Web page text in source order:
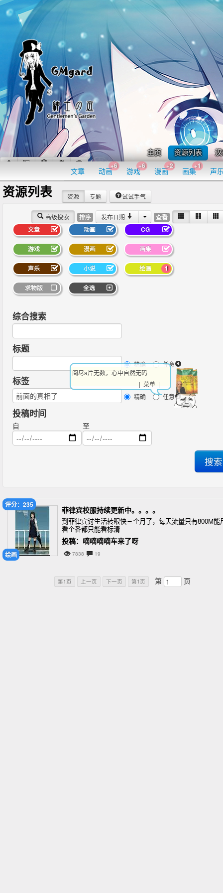
主页 资源列表
文章 动画
+6
游戏
+6
漫画
+2
画集
+1
声
资源列表
高级搜索 排序 发布日期 查看
资源 专题 试试手气
文章 动画 CG
游戏 漫画 画集
声乐 小说 1
绘画
求物版 全选
综合搜索
标题
精确 任意
标签
精确 任意
投稿时间
自 至
绘画
评分：235
菲律宾校服持续更新中。。。。
到菲律宾讨生活转眼快三个月了，每天流量只有800M能
看个番都只能看标清
投稿：嘀嘀嘀嘀车来了呀
7838 19
第1页 上一页 下一页 第1页 第 页
阅尽a片无数，心中自然无码
| 菜单 |